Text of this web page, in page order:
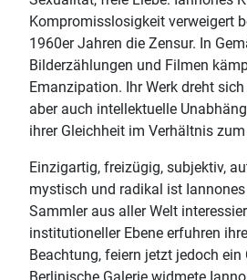
Kompromisslosigkeit verweigert
1960er Jahren die Zensur. In
Bilderzählungen und Filmen
Emanzipation. Ihr Werk dreht
aber auch intellektuelle
ihrer Gleichheit im Verhältnis
Einzigartig, freizügig, subjektiv,
mystisch und radikal ist
Sammler aus aller Welt
institutioneller Ebene erfuhren
Beachtung, feiern jetzt jedoch ein